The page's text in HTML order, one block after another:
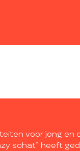
voor jong
schat” heeft